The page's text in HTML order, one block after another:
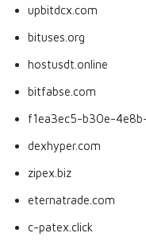
upbitdcx.com
bituses.org
hostusdt.online
bitfabse.com
f1ea3ec5-b30e-
dexhyper.com
zipex.biz
eternatrade.com
c-patex.click